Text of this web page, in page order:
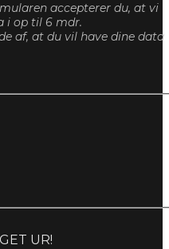
accepterer du, at vi
i op til 6 mdr.
af, at du vil have dine data
UR!